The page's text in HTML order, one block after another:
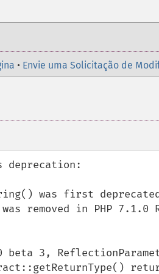
• Envie uma Solicitação de
deprecation:
was first
removed in PHP
beta 3,